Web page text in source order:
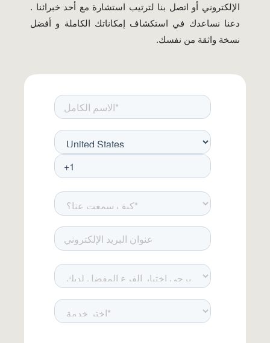
الإلكتروني أو اتصل بنا لترتيب استشارة مع أحد خبرائنا .
دعنا نساعدك في استكشاف إمكاناتك الكاملة و أفضل
نسخة واثقة من نفسك.